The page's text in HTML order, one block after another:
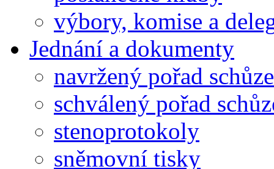
výbory, komise a
Jednání a dokumenty
navržený pořad schůze
schválený pořad
stenoprotokoly
sněmovní tisky